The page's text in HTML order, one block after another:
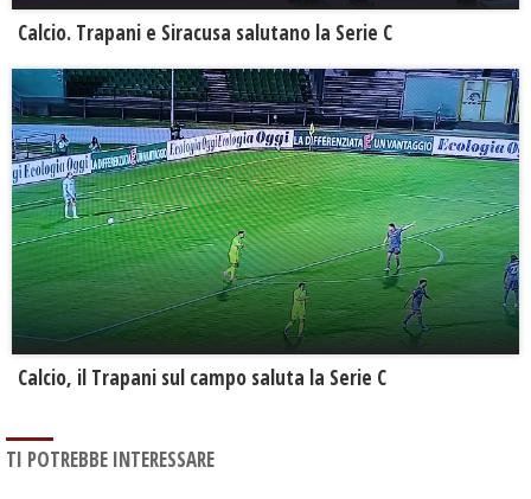
Calcio. Trapani e Siracusa salutano la Serie C
Calcio, il Trapani sul campo saluta la Serie C
TI POTREBBE INTERESSARE